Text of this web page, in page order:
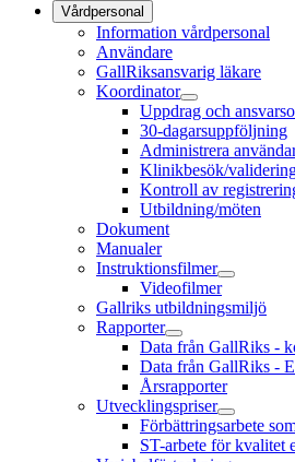
Vårdpersonal
Information vårdpersonal
Användare
GallRiksansvarig läkare
Koordinator
Uppdrag och
30-dagarsuppföljning
Administrera
Klinikbesök/
Kontroll av
Utbildning/möten
Dokument
Manualer
Instruktionsfilmer
Videofilmer
Gallriks utbildningsmiljö
Rapporter
Data från GallRiks -
Data från GallRiks -
Årsrapporter
Utvecklingspriser
Förbättringsarbete
ST-arbete för kvalitet